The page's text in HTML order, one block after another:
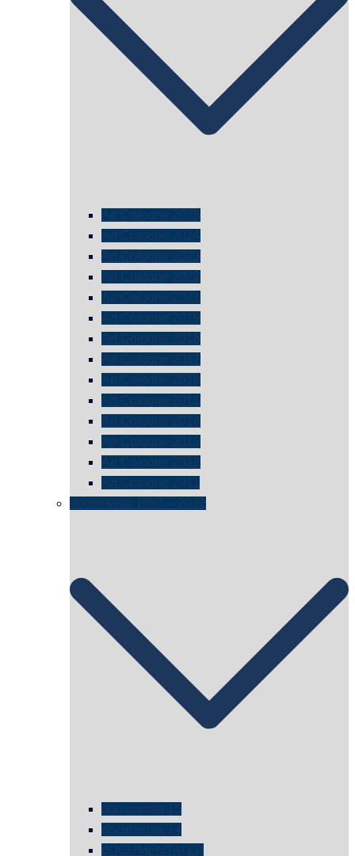
Art Cologne 2025
Art Cologne 2024
Art Cologne 2023
Art Cologne 2022
Art Cologne 2021
Art Cologne 2019
Art Cologne 2018
Art Cologne 2017
Art Cologne 2016
Art Cologne 2015
Art Cologne 2014
Art Cologne 2013
Art Cologne 2012
Art Cologne 2011
documenta 1987 – 2022
documenta 15
documenta 14
dOCUMENTA(13)